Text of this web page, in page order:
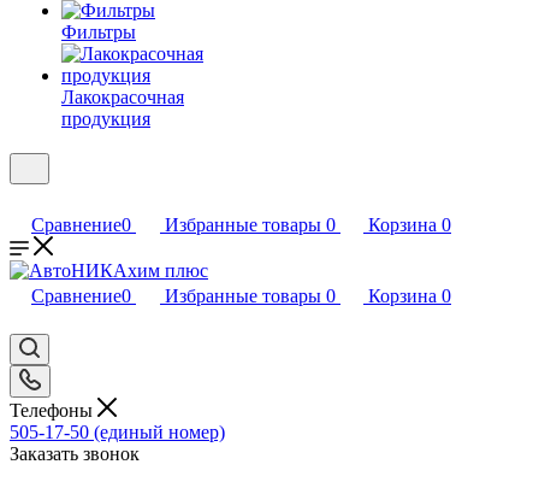
Фильтры
Лакокрасочная
продукция
Сравнение0 Избранные товары 0 Корзина 0
Сравнение0 Избранные товары 0 Корзина 0
Телефоны
505-17-50 (единый номер)
Заказать звонок